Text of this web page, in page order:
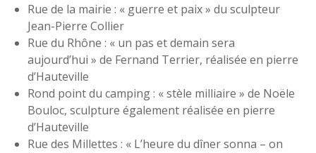
Rue de la mairie : « guerre et paix » du sculpteur
Jean-Pierre Collier
Rue du Rhône : « un pas et demain sera
aujourd’hui » de Fernand Terrier, réalisée en pierre
d’Hauteville
Rond point du camping : « stèle milliaire » de Noële
Bouloc, sculpture également réalisée en pierre
d’Hauteville
Rue des Millettes : « L’heure du dîner sonna – on